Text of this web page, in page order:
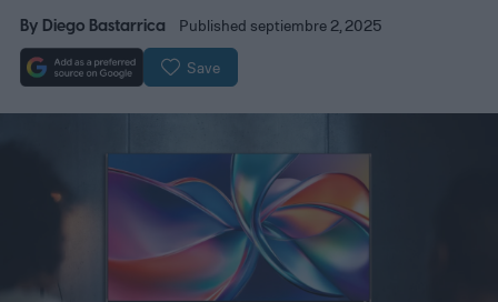
By Diego Bastarrica Published septiembre 2, 2025
Save